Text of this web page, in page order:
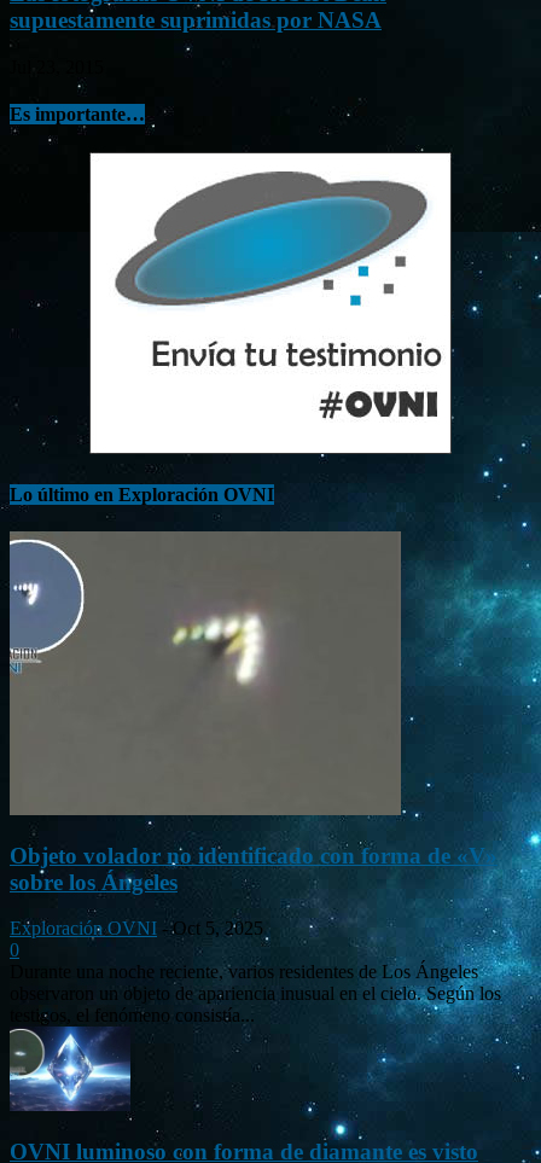
supuestamente suprimidas por NASA
Es importante…
Lo último en Exploración OVNI
Objeto volador no identificado con forma de «V»
sobre los Ángeles
Exploración OVNI - Oct 5, 2025
0
Durante una noche reciente, varios residentes de Los Ángeles
observaron un objeto de apariencia inusual en el cielo. Según los
testigos, el fenómeno consistía...
OVNI luminoso con forma de diamante es visto